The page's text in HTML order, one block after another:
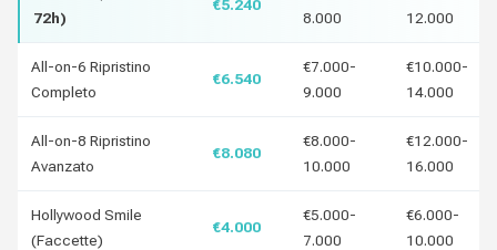
72h)
€5.240
8.000
12.000
All-on-6 Ripristino
Completo
€6.540
€7.000-
9.000
€10.000-
14.000
All-on-8 Ripristino
Avanzato
€8.080
€8.000-
10.000
€12.000-
16.000
Hollywood Smile
(Faccette)
€4.000
€5.000-
7.000
€6.000-
10.000